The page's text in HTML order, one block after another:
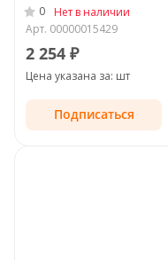
0
Нет в наличии
Арт. 00000015429
2 254 ₽
Цена указана за: шт
Подписаться